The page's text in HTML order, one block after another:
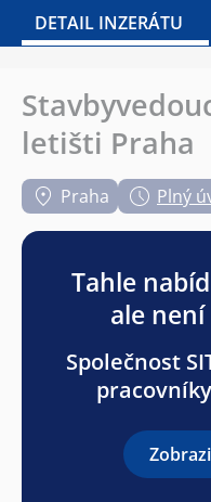
DETAIL INZERÁTU
letišti Praha
Praha Plný
Tahle
ale
Společnost